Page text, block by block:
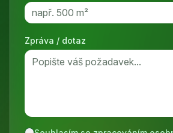
Zpráva / dotaz